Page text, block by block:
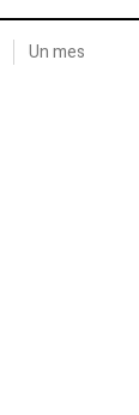
Un mes